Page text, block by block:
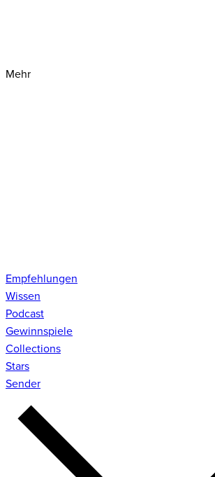
Mehr
Empfehlungen
Wissen
Podcast
Gewinnspiele
Collections
Stars
Sender